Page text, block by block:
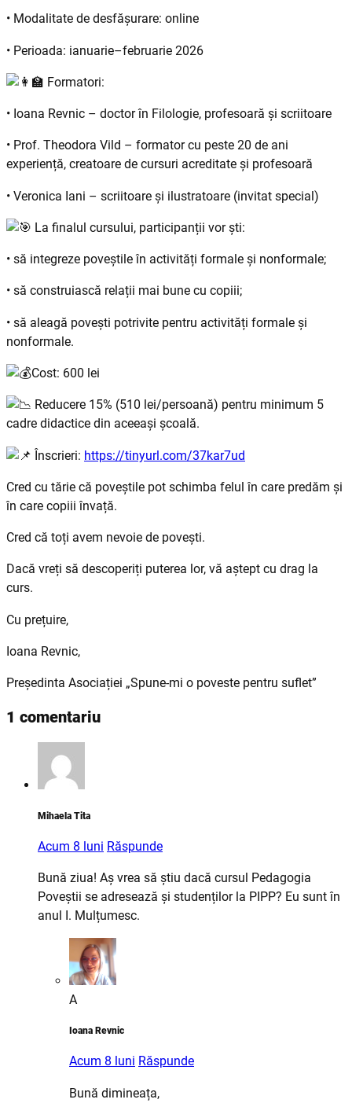
• Modalitate de desfășurare: online
• Perioada: ianuarie–februarie 2026
Formatori:
• Ioana Revnic – doctor în Filologie, profesoară și scriitoare
• Prof. Theodora Vild – formator cu peste 20 de ani
experiență, creatoare de cursuri acreditate și profesoară
• Veronica Iani – scriitoare și ilustratoare (invitat special)
La finalul cursului, participanții vor ști:
• să integreze poveștile în activități formale și nonformale;
• să construiască relații mai bune cu copiii;
• să aleagă povești potrivite pentru activități formale și
nonformale.
Cost: 600 lei
Reducere 15% (510 lei/persoană) pentru minimum 5
cadre didactice din aceeași școală.
Înscrieri: https://tinyurl.com/37kar7ud
Cred cu tărie că poveștile pot schimba felul în care predăm și
în care copiii învață.
Cred că toți avem nevoie de povești.
Dacă vreți să descoperiți puterea lor, vă aștept cu drag la
curs.
Cu prețuire,
Ioana Revnic,
Președinta Asociației „Spune-mi o poveste pentru suflet”
1 comentariu
Mihaela Tita
Acum 8 luni Răspunde
Bună ziua! Aș vrea să știu dacă cursul Pedagogia
Poveștii se adresează și studenților la PIPP? Eu sunt în
anul I. Mulțumesc.
A
Ioana Revnic
Acum 8 luni Răspunde
Bună dimineața,